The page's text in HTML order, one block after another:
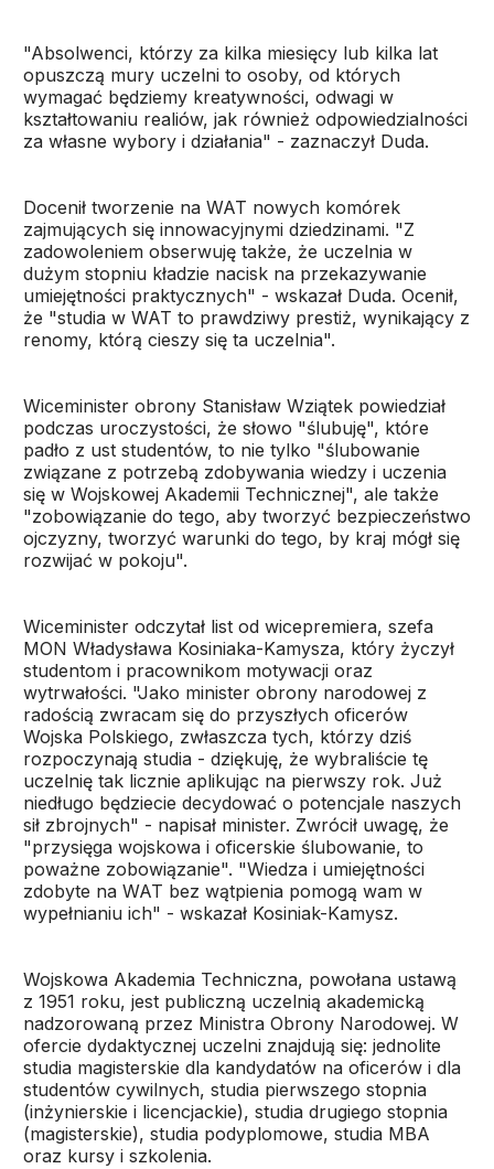
"Absolwenci, którzy za kilka miesięcy lub kilka lat
opuszczą mury uczelni to osoby, od których
wymagać będziemy kreatywności, odwagi w
kształtowaniu realiów, jak również odpowiedzialności
za własne wybory i działania" - zaznaczył Duda.
Docenił tworzenie na WAT nowych komórek
zajmujących się innowacyjnymi dziedzinami. "Z
zadowoleniem obserwuję także, że uczelnia w
dużym stopniu kładzie nacisk na przekazywanie
umiejętności praktycznych" - wskazał Duda. Ocenił,
że "studia w WAT to prawdziwy prestiż, wynikający z
renomy, którą cieszy się ta uczelnia".
Wiceminister obrony Stanisław Wziątek powiedział
podczas uroczystości, że słowo "ślubuję", które
padło z ust studentów, to nie tylko "ślubowanie
związane z potrzebą zdobywania wiedzy i uczenia
się w Wojskowej Akademii Technicznej", ale także
"zobowiązanie do tego, aby tworzyć bezpieczeństwo
ojczyzny, tworzyć warunki do tego, by kraj mógł się
rozwijać w pokoju".
Wiceminister odczytał list od wicepremiera, szefa
MON Władysława Kosiniaka-Kamysza, który życzył
studentom i pracownikom motywacji oraz
wytrwałości. "Jako minister obrony narodowej z
radością zwracam się do przyszłych oficerów
Wojska Polskiego, zwłaszcza tych, którzy dziś
rozpoczynają studia - dziękuję, że wybraliście tę
uczelnię tak licznie aplikując na pierwszy rok. Już
niedługo będziecie decydować o potencjale naszych
sił zbrojnych" - napisał minister. Zwrócił uwagę, że
"przysięga wojskowa i oficerskie ślubowanie, to
poważne zobowiązanie". "Wiedza i umiejętności
zdobyte na WAT bez wątpienia pomogą wam w
wypełnianiu ich" - wskazał Kosiniak-Kamysz.
Wojskowa Akademia Techniczna, powołana ustawą
z 1951 roku, jest publiczną uczelnią akademicką
nadzorowaną przez Ministra Obrony Narodowej. W
ofercie dydaktycznej uczelni znajdują się: jednolite
studia magisterskie dla kandydatów na oficerów i dla
studentów cywilnych, studia pierwszego stopnia
(inżynierskie i licencjackie), studia drugiego stopnia
(magisterskie), studia podyplomowe, studia MBA
oraz kursy i szkolenia.